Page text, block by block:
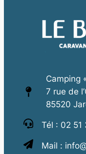
Camping
7 rue de
85520
Tél : 02 51
Mail :